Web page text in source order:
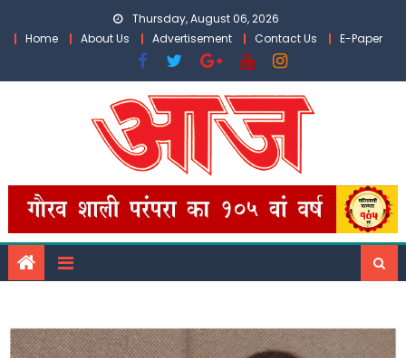
Thursday, August 06, 2026
Home
About Us Advertisement Contact Us E-Paper